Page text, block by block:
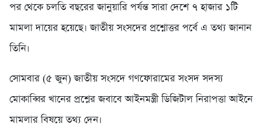
পর থেকে চলতি বছরের জানুয়ারি পর্যন্ত সারা দেশে ৭ হাজার ১টি
মামলা দায়ের হয়েছে। জাতীয় সংসদের প্রশ্নোত্তর পর্বে এ তথ্য জানান
তিনি।
সোমবার (৫ জুন) জাতীয় সংসদে গণফোরামের সংসদ সদস্য
মোকাব্বির খানের প্রশ্নের জবাবে আইনমন্ত্রী ডিজিটাল নিরাপত্তা আইনে
মামলার বিষয়ে তথ্য দেন।